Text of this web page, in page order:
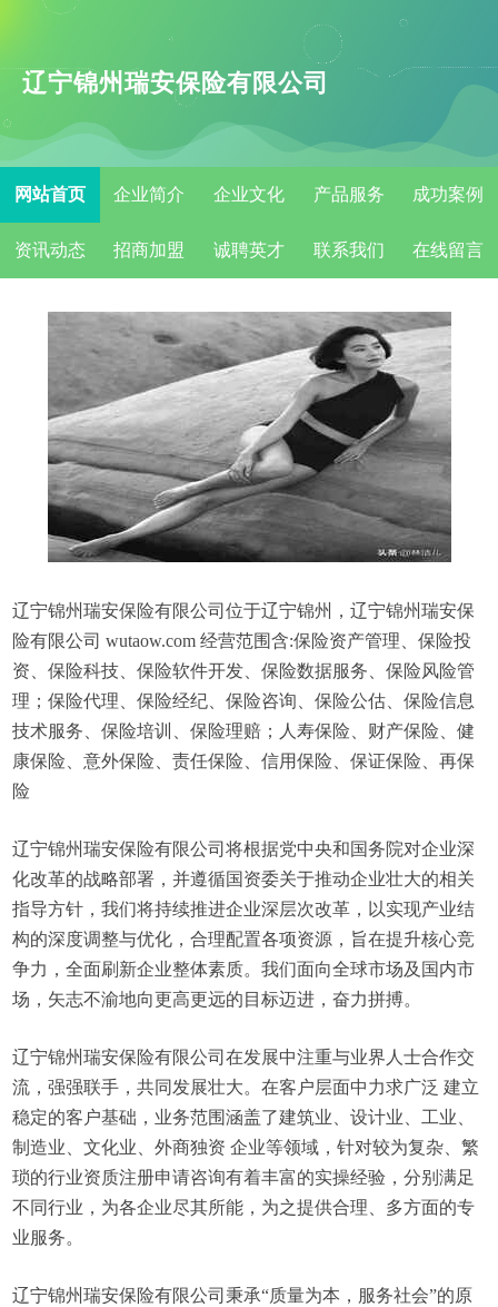
辽宁锦州瑞安保险有限公司
网站首页 企业简介 企业文化 产品服务 成功案例
资讯动态 招商加盟 诚聘英才 联系我们 在线留言
辽宁锦州瑞安保险有限公司位于辽宁锦州，辽宁锦州瑞安保
险有限公司 wutaow.com 经营范围含:保险资产管理、保险投
资、保险科技、保险软件开发、保险数据服务、保险风险管
理；保险代理、保险经纪、保险咨询、保险公估、保险信息
技术服务、保险培训、保险理赔；人寿保险、财产保险、健
康保险、意外保险、责任保险、信用保险、保证保险、再保
险
辽宁锦州瑞安保险有限公司将根据党中央和国务院对企业深
化改革的战略部署，并遵循国资委关于推动企业壮大的相关
指导方针，我们将持续推进企业深层次改革，以实现产业结
构的深度调整与优化，合理配置各项资源，旨在提升核心竞
争力，全面刷新企业整体素质。我们面向全球市场及国内市
场，矢志不渝地向更高更远的目标迈进，奋力拼搏。
辽宁锦州瑞安保险有限公司在发展中注重与业界人士合作交
流，强强联手，共同发展壮大。在客户层面中力求广泛 建立
稳定的客户基础，业务范围涵盖了建筑业、设计业、工业、
制造业、文化业、外商独资 企业等领域，针对较为复杂、繁
琐的行业资质注册申请咨询有着丰富的实操经验，分别满足
不同行业，为各企业尽其所能，为之提供合理、多方面的专
业服务。
辽宁锦州瑞安保险有限公司秉承“质量为本，服务社会”的原